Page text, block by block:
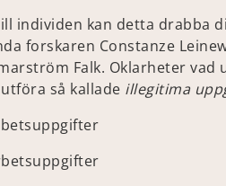
individen kan detta drabba
forskaren Constanze
Falk. Oklarheter
så kallade illegitima